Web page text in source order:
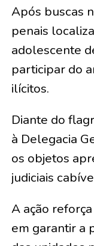
Após buscas
penais
adolescente
participar do
ilícitos.
Diante do
à Delegacia
os objetos
judiciais
A ação
em garantir a